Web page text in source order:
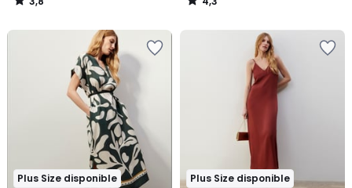
/
/
Plus Size disponible Plus Size disponible